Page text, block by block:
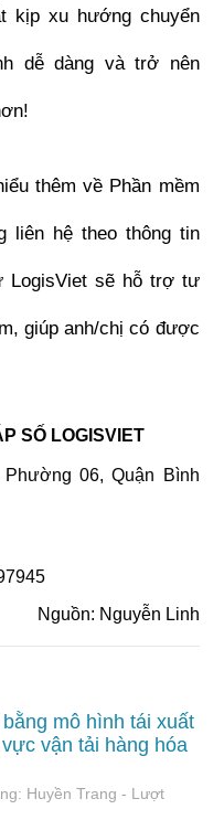
kịp xu hướng chuyển
dễ dàng và trở nên
thêm về Phần mềm
liên hệ theo thông tin
LogisViet sẽ hỗ trợ tư
giúp anh/chị có được
SỐ LOGISVIET
06, Quận Bình
Nguồn: Nguyễn Linh
mô hình tái xuất
vận tải hàng hóa
Huyền Trang - Lượt